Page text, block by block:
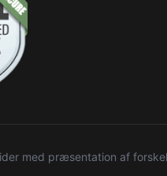
med præsentation af